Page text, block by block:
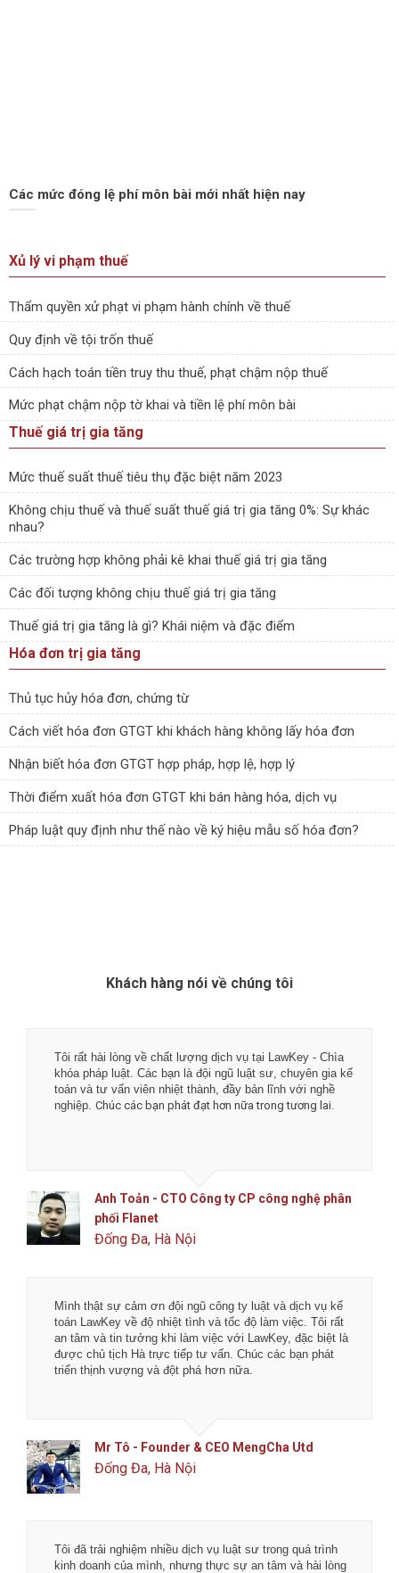
Các mức đóng lệ phí môn bài mới nhất hiện nay
Xủ lý vi phạm thuế
Thẩm quyền xử phạt vi phạm hành chính về thuế
Quy định về tội trốn thuế
Cách hạch toán tiền truy thu thuế, phạt chậm nộp thuế
Mức phạt chậm nộp tờ khai và tiền lệ phí môn bài
Thuế giá trị gia tăng
Mức thuế suất thuế tiêu thụ đặc biệt năm 2023
Không chịu thuế và thuế suất thuế giá trị gia tăng 0%: Sự khác
nhau?
Các trường hợp không phải kê khai thuế giá trị gia tăng
Các đối tượng không chịu thuế giá trị gia tăng
Thuế giá trị gia tăng là gì? Khái niệm và đặc điểm
Hóa đơn trị gia tăng
Thủ tục hủy hóa đơn, chứng từ
Cách viết hóa đơn GTGT khi khách hàng không lấy hóa đơn
Nhận biết hóa đơn GTGT hợp pháp, hợp lệ, hợp lý
Thời điểm xuất hóa đơn GTGT khi bán hàng hóa, dịch vụ
Pháp luật quy định như thế nào về ký hiệu mẫu số hóa đơn?
Khách hàng nói về chúng tôi
Tôi rất hài lòng về chất lượng dịch vụ tại LawKey - Chìa
khóa pháp luật. Các bạn là đội ngũ luật sư, chuyên gia kế
toán và tư vấn viên nhiệt thành, đầy bản lĩnh với nghề
nghiệp.Chúc các bạn phát đạt hơn nữa trong tương lai.
Anh Toản - CTO Công ty CP công nghệ phân
phối Flanet
Đống Đa, Hà Nội
Mình thật sự cảm ơn đội ngũ công ty luật và dịch vụ kế
toán LawKey về độ nhiệt tình và tốc độ làm việc. Tôi rất
an tâm và tin tưởng khi làm việc với LawKey, đặc biệt là
được chủ tịch Hà trực tiếp tư vấn. Chúc các bạn phát
triển thịnh vượng và đột phá hơn nữa.
Mr Tô - Founder & CEO MengCha Utd
Đống Đa, Hà Nội
Tôi đã trải nghiệm nhiều dịch vụ luật sư trong quá trình
kinh doanh của mình, nhưng thực sự an tâm và hài lòng